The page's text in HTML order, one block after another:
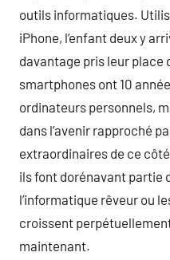
outils informatiques.
iPhone, l’enfant deux y
davantage pris leur place
smartphones ont 10
ordinateurs personnels,
dans l’avenir rapproché
extraordinaires de ce
ils font dorénavant partie
l’informatique rêveur ou
croissent
maintenant.